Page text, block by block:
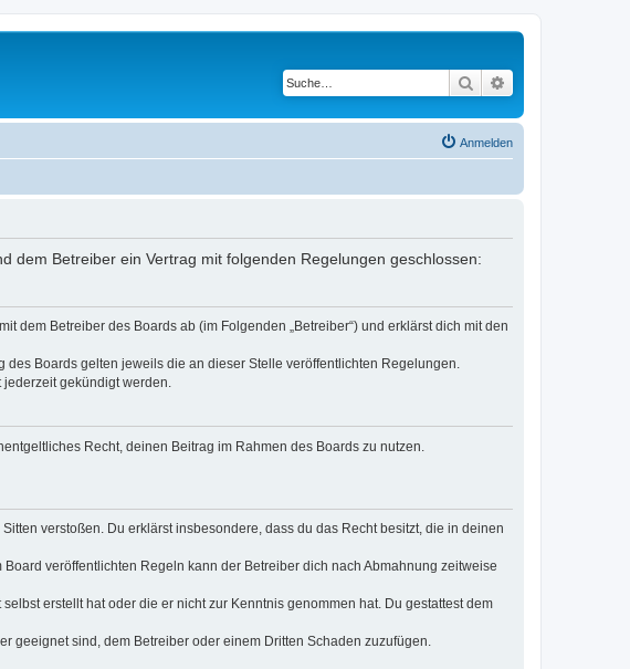
Suche
Anmelden
dem Betreiber ein Vertrag mit folgenden Regelungen geschlossen:
dem Betreiber des Boards ab (im Folgenden „Betreiber“) und erklärst dich mit den
Boards gelten jeweils die an dieser Stelle veröffentlichten Regelungen.
gekündigt werden.
Recht, deinen Beitrag im Rahmen des Boards zu nutzen.
verstoßen. Du erklärst insbesondere, dass du das Recht besitzt, die in deinen
veröffentlichten Regeln kann der Betreiber dich nach Abmahnung zeitweise
erstellt hat oder die er nicht zur Kenntnis genommen hat. Du gestattest dem
geeignet sind, dem Betreiber oder einem Dritten Schaden zuzufügen.